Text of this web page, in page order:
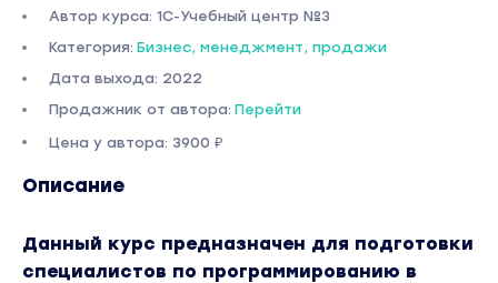
Автор курса: 1С-Учебный центр №3
Категория: Бизнес, менеджмент, продажи
Дата выхода: 2022
Продажник от автора: Перейти
Цена у автора: 3900 ₽
Описание
Данный курс предназначен для подготовки
специалистов по программированию в